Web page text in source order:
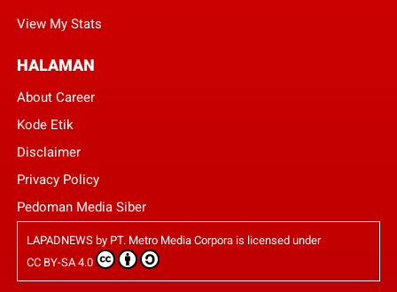
View My Stats
HALAMAN
About Career
Kode Etik
Disclaimer
Privacy Policy
Pedoman Media Siber
LAPADNEWSby PT. Metro Media Corporais licensed under
CC BY-SA 4.0